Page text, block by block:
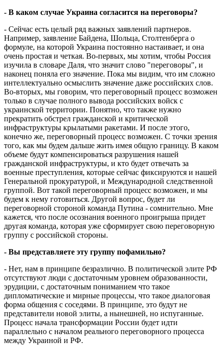
- В каком случае Украина согласится на переговоры?
- Сейчас есть целый ряд важных заявлений партнеров.
Например, заявление Байдена, Шольца, Столтенберга о
формуле, на которой Украина постоянно настаивает, и она
очень простая и четкая. Во-первых, мы хотим, чтобы Россия
изучила в словаре Даля, что значит слово "переговоры", и
наконец поняла его значение. Пока мы видим, что им сложно
интеллектуально осмыслить значение даже российских слов.
Во-вторых, мы говорим, что переговорный процесс возможен
только в случае полного вывода российских войск с
украинской территории. Понятно, что также нужно
прекратить обстрел гражданской и критической
инфраструктуры крылатыми ракетами. И после этого,
конечно же, переговорный процесс возможен. С точки зрения
того, как мы будем дальше жить имея общую границу. В каком
объеме будут компенсироваться разрушения нашей
гражданской инфраструктуры, и кто будет отвечать за
военные преступления, которые сейчас фиксируются и нашей
Генеральной прокуратурой, и Международной следственной
группой. Вот такой переговорный процесс возможен, и мы
будем к нему готовиться. Другой вопрос, будет ли
переговорной стороной команда Путина - сомнительно. Мне
кажется, что после осознания военного проигрыша придет
другая команда, которая уже сформирует свою переговорную
группу с российской стороны.
- Вы представляете эту группу пофамильно?
- Нет, нам в принципе безразлично. В политической элите РФ
отсутствуют люди с достаточным уровнем образованности,
эрудиции, с достаточным пониманием что такое
дипломатические и мирные процессы, что такое диалоговая
форма общения с соседями. В принципе, это будут не
представители новой элиты, а нынешней, но испуганные.
Процесс начала трансформации России будет идти
параллельно с началом реального переговорного процесса
между Украиной и РФ.